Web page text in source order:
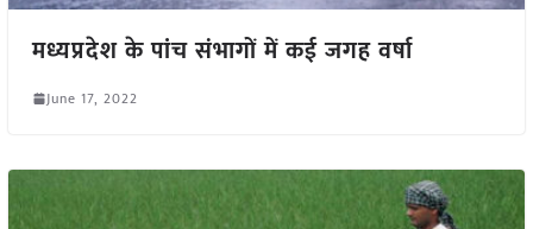
मध्यप्रदेश के पांच संभागों में कई जगह वर्षा
June 17, 2022